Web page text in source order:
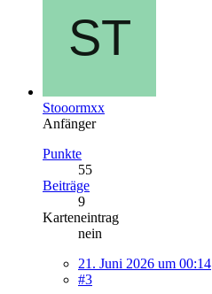
Stooormxx
Anfänger
Punkte
55
Beiträge
9
Karteneintrag
nein
21. Juni 2026 um 00:14
#3